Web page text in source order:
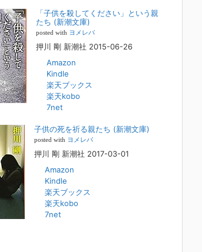
子供の問題
日
してください」という親たち』では、先月ま
対象者をテーマにした回、「ケース19 奴隷化
をお送りしていました。こちらは、最終話をコ
Webで読むことができます
送『目撃者f』出演情報
深夜1時25分～FBS福岡放送『目撃者f』で、
ワ精神保健事務所 所長 押川剛の活動を追った
リーが放送されます。「俺がつなげてやる～コ
屋”の生き様～」続きを
”向き合うことの価値
日
「子供を殺してください」という親
たち (新潮文庫)
posted with ヨメレバ
押川 剛 新潮社 2015-06-26
Amazon
Kindle
楽天ブックス
楽天kobo
7net
子供の死を祈る親たち (新潮文庫)
posted with ヨメレバ
押川 剛 新潮社 2017-03-01
Amazon
Kindle
楽天ブックス
楽天kobo
7net